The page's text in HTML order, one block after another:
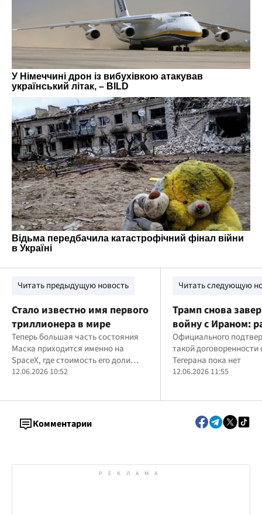
Читать предыдущую новость
Стало известно имя первого
триллионера в мире
Теперь большая часть состояния
Маска приходится именно на
SpaceX, где стоимость его доли
после IPO выросла до около 866
12.06.2026 10:52
Читать следующую
Трамп снова
войну с Ираном:
достижениях
заявлял 39 раз
Официального
такой
Тегерана пока нет
12.06.2026 11:55
Комментарии